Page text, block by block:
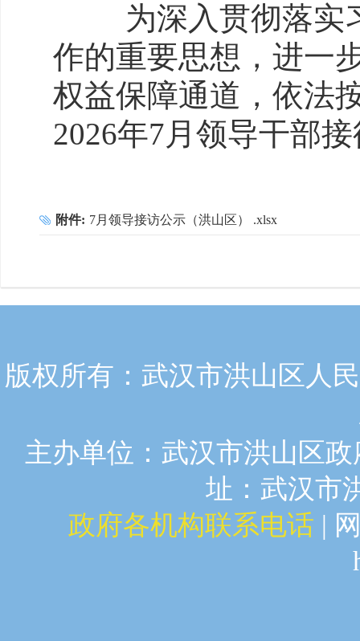
为深入贯彻落实习
作的重要思想，进一
权益保障通道，依法
2026年7月领导干部
附件: 7月领导接访公示（洪山区） .xlsx
版权所有：武汉市洪山区人
主办单位：武汉市洪山区
址：武汉市
政府各机构联系电话 |